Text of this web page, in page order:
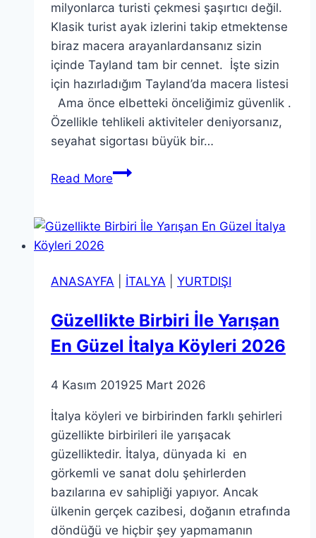
milyonlarca turisti çekmesi şaşırtıcı değil.
Klasik turist ayak izlerini takip etmektense
biraz macera arayanlardansanız sizin
içinde Tayland tam bir cennet. İşte sizin
için hazırladığım Tayland’da macera listesi
Ama önce elbetteki önceliğimiz güvenlik .
Özellikle tehlikeli aktiviteler deniyorsanız,
seyahat sigortası büyük bir…
Read MoreTayland’da
5
ANASAYFA İTALYA YURTDIŞI
Güzellikte Birbiri İle Yarışan
En Güzel İtalya Köyleri 2026
4 Kasım 201925 Mart 2026
İtalya köyleri ve birbirinden farklı şehirleri
güzellikte birbirileri ile yarışacak
güzelliktedir. İtalya, dünyada ki en
görkemli ve sanat dolu şehirlerden
bazılarına ev sahipliği yapıyor. Ancak
ülkenin gerçek cazibesi, doğanın etrafında
döndüğü ve hiçbir şey yapmamanın